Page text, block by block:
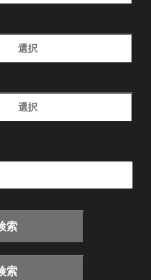
選択
選択
索
索